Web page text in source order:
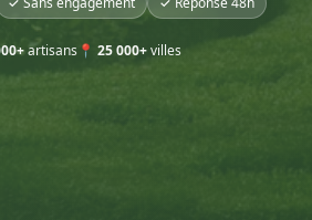
artisans 📍 25 000+villes